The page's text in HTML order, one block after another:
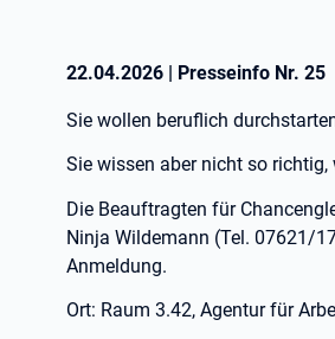
22.04.2026 | Presseinfo Nr. 25
Sie wollen beruflich
Sie wissen aber nicht so
Die Beauftragten für
Ninja Wildemann (Tel. 07621/
Anmeldung.
Ort: Raum 3.42, Agentur für